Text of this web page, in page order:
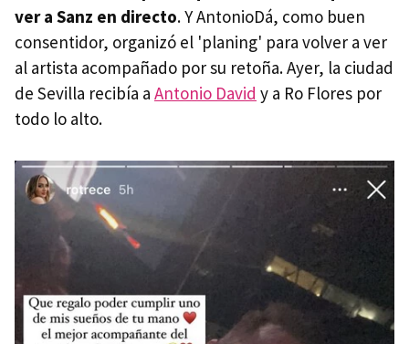
ver a Sanz en directo. Y AntonioDá, como buen
consentidor, organizó el 'planing' para volver a ver
al artista acompañado por su retoña. Ayer, la ciudad
de Sevilla recibía a Antonio David y a Ro Flores por
todo lo alto.